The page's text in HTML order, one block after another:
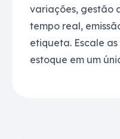
variações, gestão
tempo real,
etiqueta. Escale
estoque em um